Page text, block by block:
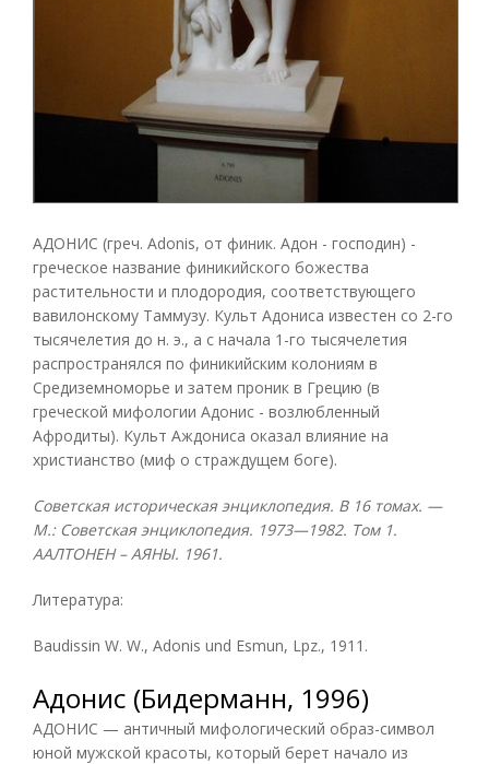
АДОНИС (греч. Adonis, от финик. Адон - господин) -
греческое название финикийского божества
растительности и плодородия, соответствующего
вавилонскому Таммузу. Культ Адониса известен со 2-го
тысячелетия до н. э., а с начала 1-го тысячелетия
распространялся по финикийским колониям в
Средиземноморье и затем проник в Грецию (в
греческой мифологии Адонис - возлюбленный
Афродиты). Культ Аждониса оказал влияние на
христианство (миф о страждущем боге).
Советская историческая энциклопедия. В 16 томах. —
М.: Советская энциклопедия. 1973—1982. Том 1.
ААЛТОНЕН – АЯНЫ. 1961.
Литература:
Baudissin W. W., Adonis und Esmun, Lpz., 1911.
Адонис (Бидерманн, 1996)
АДОНИС — античный мифологический образ-символ
юной мужской красоты, который берет начало из